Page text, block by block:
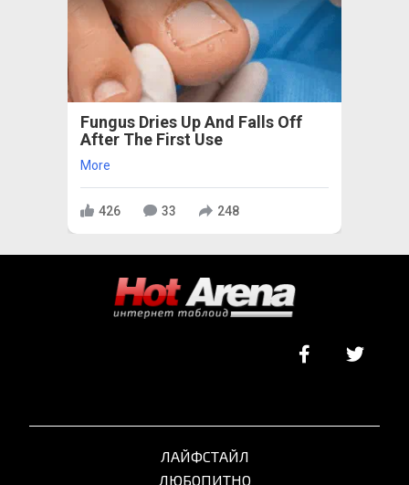
Fungus Dries Up And Falls Off
After The First Use
More
426 33 248
ЛАЙФСТАЙЛ
ЛЮБОПИТНО